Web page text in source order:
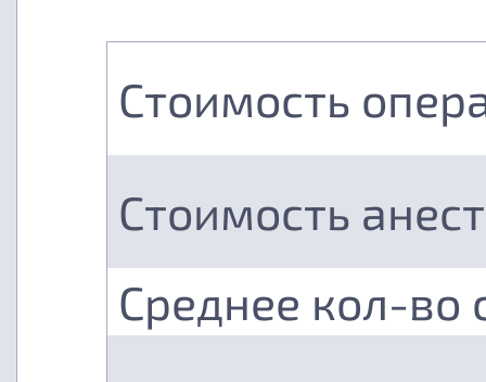
Стоимость
Стоимость
Среднее кол-во